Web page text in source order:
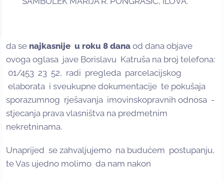
da se najkasnije u roku 8 dana od dana objave
ovoga oglasa jave Borislavu Katruša na broj telefona:
01/453 23 52, radi pregleda parcelacijskog
elaborata i sveukupne dokumentacije te pokušaja
sporazumnog rješavanja imovinskopravnih odnosa -
stjecanja prava vlasništva na predmetnim
nekretninama.
Unaprijed se zahvaljujemo na budućem postupanju,
te Vas ujedno molimo da nam nakon